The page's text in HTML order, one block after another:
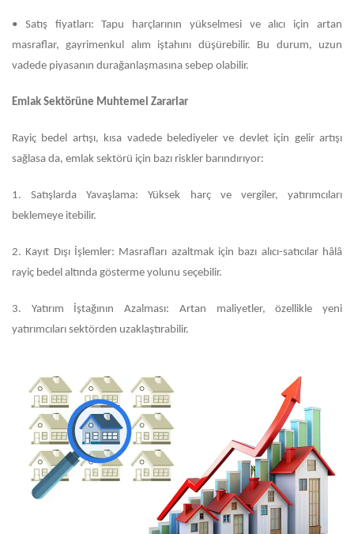
•
Satış fiyatları: Tapu harçlarının yükselmesi ve alıcı için artan
masraflar, gayrimenkul alım iştahını düşürebilir. Bu durum, uzun
vadede piyasanın durağanlaşmasına sebep olabilir.
Emlak Sektörüne Muhtemel Zararlar
Rayiç bedel artışı, kısa vadede belediyeler ve devlet için gelir artışı
sağlasa da, emlak sektörü için bazı riskler barındırıyor:
1.
Satışlarda Yavaşlama: Yüksek harç ve vergiler, yatırımcıları
beklemeye itebilir.
2. Kayıt Dışı İşlemler: Masrafları azaltmak için bazı alıcı-satıcılar hâlâ
rayiç bedel altında gösterme yolunu seçebilir.
3.
Yatırım İştağının Azalması: Artan maliyetler, özellikle yeni
yatırımcıları sektörden uzaklaştırabilir.